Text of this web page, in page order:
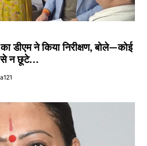
डीएम ने किया निरीक्षण, बोले—कोई
से न छूटे…